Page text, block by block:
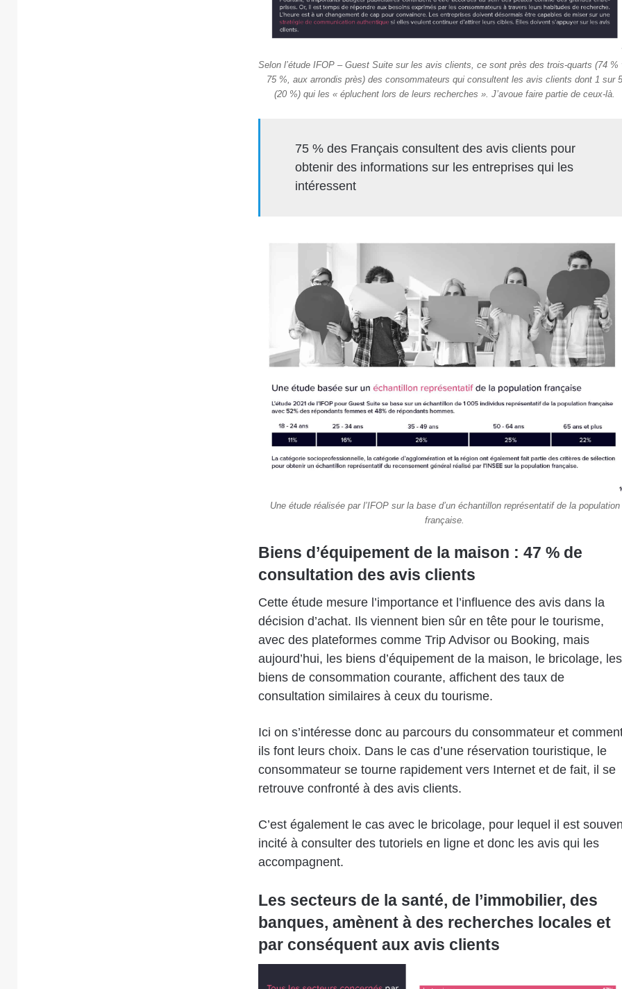
Selon l’étude IFOP – Guest Suite sur les avis clients, ce sont près des trois-quarts (74 %
75 %, aux arrondis près) des consommateurs qui consultent les avis clients dont 1 sur
(20 %) qui les « épluchent lors de leurs recherches ». J’avoue faire partie de ceux-là.
75 % des Français consultent des avis clients pour
obtenir des informations sur les entreprises qui les
intéressent
Une étude réalisée par l’IFOP sur la base d’un échantillon représentatif de la population
française.
Biens d’équipement de la maison : 47 % de
consultation des avis clients
Cette étude mesure l’importance et l’influence des avis dans la
décision d’achat. Ils viennent bien sûr en tête pour le tourisme,
avec des plateformes comme Trip Advisor ou Booking, mais
aujourd’hui, les biens d’équipement de la maison, le bricolage, les
biens de consommation courante, affichent des taux de
consultation similaires à ceux du tourisme.
Ici on s’intéresse donc au parcours du consommateur et
ils font leurs choix. Dans le cas d’une réservation touristique, le
consommateur se tourne rapidement vers Internet et de fait, il se
retrouve confronté à des avis clients.
C’est également le cas avec le bricolage, pour lequel il est
incité à consulter des tutoriels en ligne et donc les avis qui les
accompagnent.
Les secteurs de la santé, de l’immobilier, des
banques, amènent à des recherches locales et
par conséquent aux avis clients